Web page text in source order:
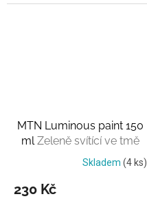
MTN Luminous paint 150
mlZeleně svítící ve tmě
Skladem (4 ks)
230 Kč